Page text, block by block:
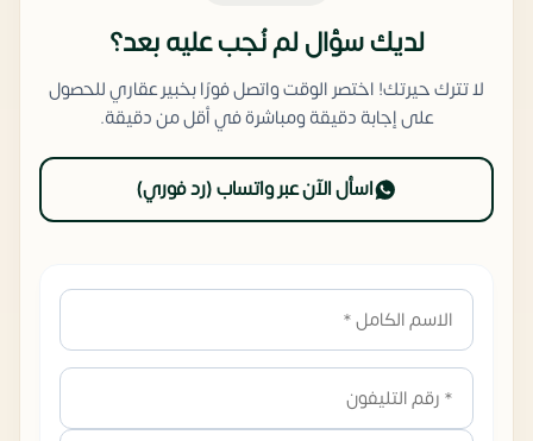
لديك سؤال لم نُجب عليه بعد؟
لا تترك حيرتك! اختصر الوقت واتصل فورًا بخبير عقاري للحصول
على إجابة دقيقة ومباشرة في أقل من دقيقة.
اسأل الآن عبر واتساب (رد فوري)